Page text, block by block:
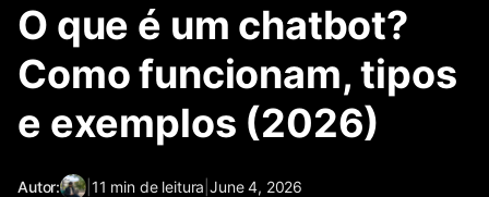
O que é um chatbot?
Como funcionam, tipos
e exemplos (2026)
Autor: 11 min de leitura |June 4, 2026